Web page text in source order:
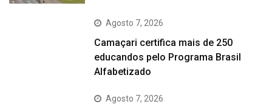
Agosto 7, 2026
Camaçari certifica mais de 250
educandos pelo Programa Brasil
Alfabetizado
Agosto 7, 2026